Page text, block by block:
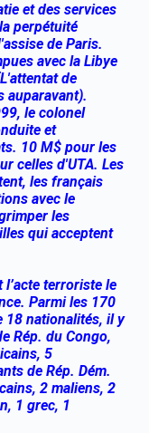
et des services
perpétuité
de Paris.
avec la Libye
de
auparavant).
le colonel
et
10 M$ pour les
celles d'UTA. Les
les français
avec le
les
qui acceptent
l’acte terroriste le
Parmi les 170
18 nationalités, il y
Rép. du Congo,
5
de Rép. Dém.
2 maliens, 2
1 grec, 1